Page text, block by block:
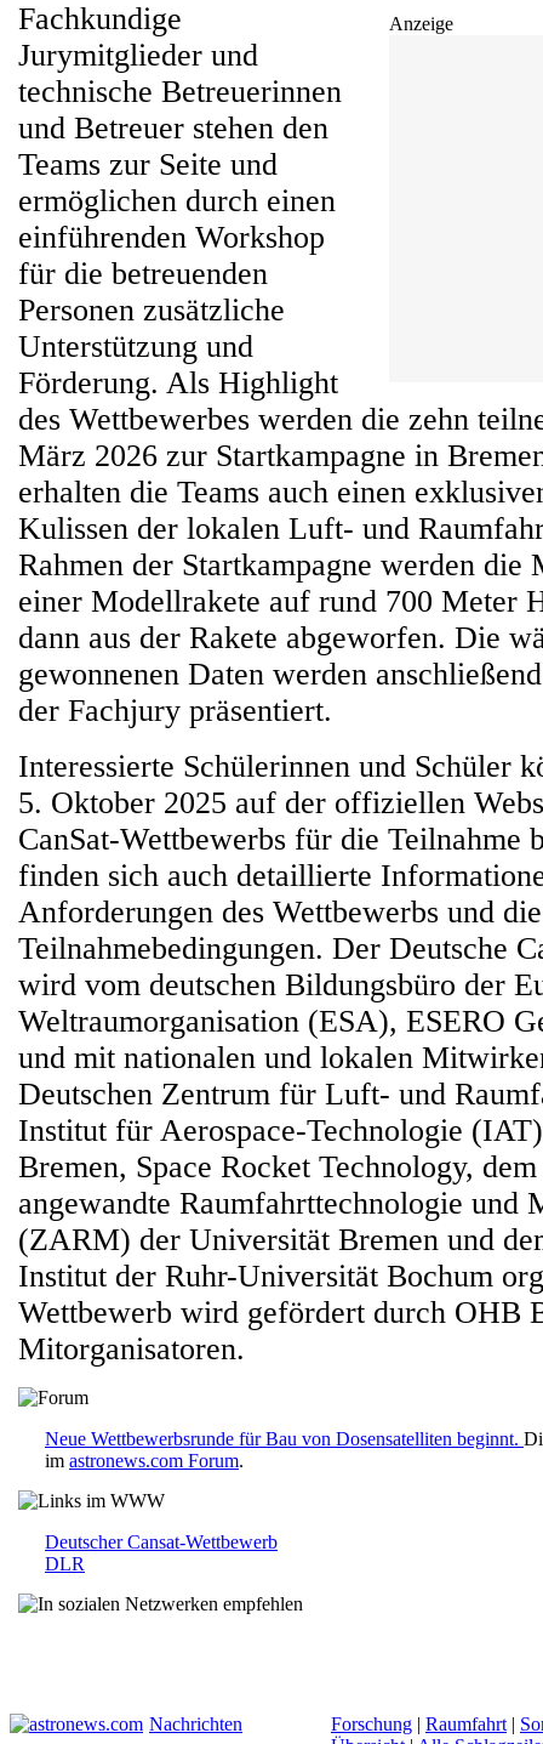
Anzeige
Fachkundige
Jurymitglieder und
technische Betreuerinnen
und Betreuer stehen den
Teams zur Seite und
ermöglichen durch einen
einführenden Workshop
für die betreuenden
Personen zusätzliche
Unterstützung und
Förderung. Als Highlight
des Wettbewerbes werden die zehn
März 2026 zur Startkampagne in
erhalten die Teams auch einen
Kulissen der lokalen Luft- und
Rahmen der Startkampagne werden
einer Modellrakete auf rund 700 Meter
dann aus der Rakete abgeworfen. Die
gewonnenen Daten werden
der Fachjury präsentiert.
Interessierte Schülerinnen und Schüler
5. Oktober 2025 auf der offiziellen
CanSat-Wettbewerbs für die Teilnahme
finden sich auch detaillierte
Anforderungen des Wettbewerbs und die
Teilnahmebedingungen. Der Deutsche
wird vom deutschen Bildungsbüro der
Weltraumorganisation (ESA), ESERO
und mit nationalen und lokalen
Deutschen Zentrum für Luft- und
Institut für Aerospace-Technologie
Bremen, Space Rocket Technology,
angewandte Raumfahrttechnologie und
(ZARM) der Universität Bremen und
Institut der Ruhr-Universität Bochum
Wettbewerb wird gefördert durch OHB
Mitorganisatoren.
Neue Wettbewerbsrunde für Bau von Dosensatelliten beginnt.
im astronews.com Forum.
Deutscher Cansat-Wettbewerb
DLR
Nachrichten Forschung | Raumfahrt |